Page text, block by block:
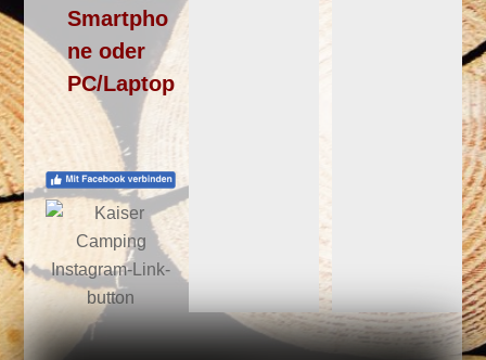
Smartpho
ne oder
PC/Laptop